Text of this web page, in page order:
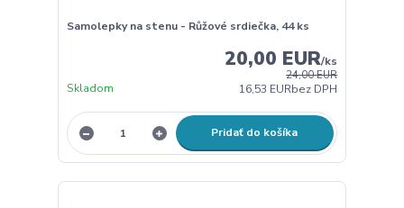
Samolepky na stenu - Růžové srdiečka, 44 ks
24,00 EUR
20,00 EUR/ks
16,53 EURbez DPH
Skladom
Pridať do košíka